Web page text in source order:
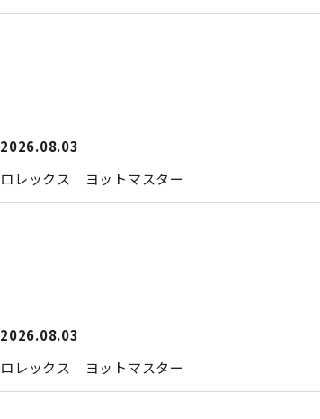
2026.08.03
ロレックス ヨットマスター
2026.08.03
ロレックス ヨットマスター